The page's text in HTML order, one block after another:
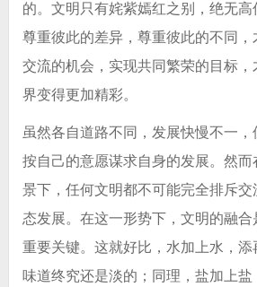
的。文明只有姹紫嫣红之别，绝无
尊重彼此的差异，尊重彼此的不同
交流的机会，实现共同繁荣的目标
界变得更加精彩。
虽然各自道路不同，发展快慢不一
按自己的意愿谋求自身的发展。然而
景下，任何文明都不可能完全排斥
态发展。在这一形势下，文明的融
重要关键。这就好比，水加上水，添
味道终究还是淡的；同理，盐加上